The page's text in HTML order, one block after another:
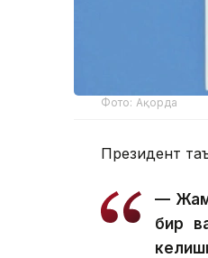
Фото: Ақорда
Президент
—
бир